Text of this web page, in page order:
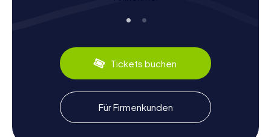
Antenor gegründet und hat eine bewegte Geschichte
1222 gegründet wurde und somit eine der ältesten
Universitäten Europas ist? Hier lehrte sogar der berühmte
Galileo Galilei. Außerdem ist Padua für seine kulinarischen
Spezialitäten bekannt, wie zum Beispiel die köstlichen
„Bigoli“, eine Art dicke Spaghetti. Nach eurer
Schnitzeljagd in Padua könnt ihr in einem der vielen
gemütlichen Restaurants der Stadt einkehren und diese
lokalen Köstlichkeiten genießen.
Tickets buchen
Für Firmenkunden